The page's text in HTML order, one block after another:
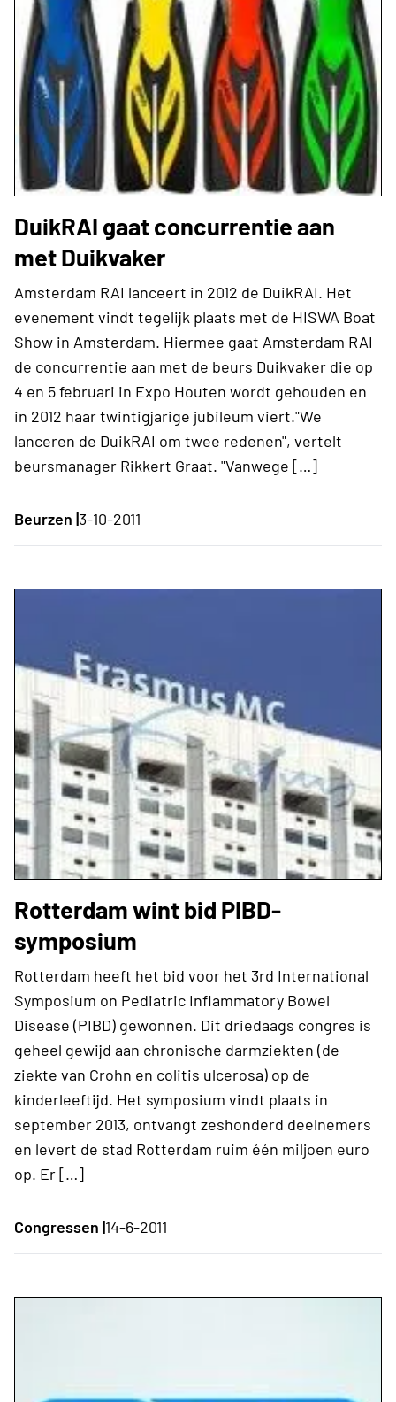
DuikRAI gaat concurrentie aan
met Duikvaker
Amsterdam RAI lanceert in 2012 de DuikRAI. Het
evenement vindt tegelijk plaats met de HISWA Boat
Show in Amsterdam. Hiermee gaat Amsterdam RAI
de concurrentie aan met de beurs Duikvaker die op
4 en 5 februari in Expo Houten wordt gehouden en
in 2012 haar twintigjarige jubileum viert."We
lanceren de DuikRAI om twee redenen", vertelt
beursmanager Rikkert Graat. "Vanwege […]
Beurzen |3-10-2011
Rotterdam wint bid PIBD-
symposium
Rotterdam heeft het bid voor het 3rd International
Symposium on Pediatric Inflammatory Bowel
Disease (PIBD) gewonnen. Dit driedaags congres is
geheel gewijd aan chronische darmziekten (de
ziekte van Crohn en colitis ulcerosa) op de
kinderleeftijd. Het symposium vindt plaats in
september 2013, ontvangt zeshonderd deelnemers
en levert de stad Rotterdam ruim één miljoen euro
op. Er […]
Congressen |14-6-2011